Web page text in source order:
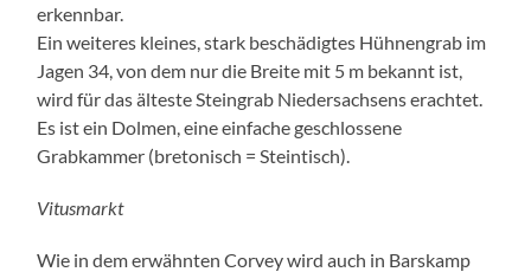
erkennbar.
Ein weiteres kleines, stark beschädigtes Hühnengrab im
Jagen 34, von dem nur die Breite mit 5 m bekannt ist,
wird für das älteste Steingrab Niedersachsens erachtet.
Es ist ein Dolmen, eine einfache geschlossene
Grabkammer (bretonisch = Steintisch).
Vitusmarkt
Wie in dem erwähnten Corvey wird auch in Barskamp